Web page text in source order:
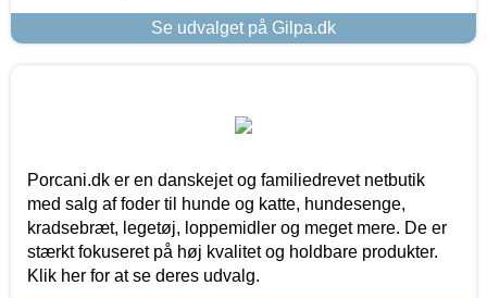
Se udvalget på Gilpa.dk
Porcani.dk er en danskejet og familiedrevet netbutik
med salg af foder til hunde og katte, hundesenge,
kradsebræt, legetøj, loppemidler og meget mere. De er
stærkt fokuseret på høj kvalitet og holdbare produkter.
Klik her for at se deres udvalg.